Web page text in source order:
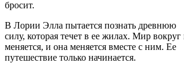
бросит.
В Лории Элла пытается познать древнюю
силу, которая течет в ее жилах. Мир вокруг
меняется, и она меняется вместе с ним. Ее
путешествие только начинается.